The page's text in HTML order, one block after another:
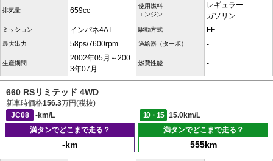
排気量 659cc
使用燃料
エンジン
レギュラー
ガソリン
ミッション インパネ4AT 駆動方式 FF
最大出力 58ps/7600rpm 過給器（ターボ） -
生産期間
2002年05月～200
3年07月
燃費性能 -
660 RSリミテッド 4WD
新車時価格156.3万円(税抜)
JC08
-km/L 10・15
15.0km/L
満タンでどこまで走る？
-km
満タンでどこまで走る？
555km